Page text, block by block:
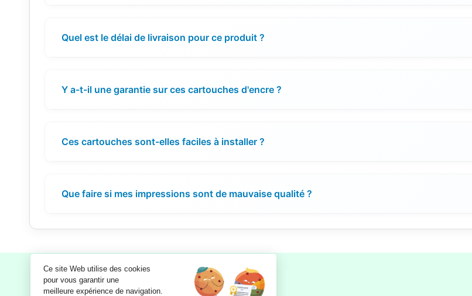
Ce site Web utilise des cookies
pour vous garantir une
meilleure expérience de navigation.
Quel est le délai de livraison pour ce produit ?
Y a-t-il une garantie sur ces cartouches d'encre ?
Ces cartouches sont-elles faciles à installer ?
Que faire si mes impressions sont de mauvaise qualité ?